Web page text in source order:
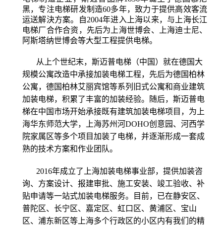
黑，专注电梯研发制造60多年，致力于提供高效客流
运送解決方案。自2004年进入上海以来，与上海长江
电梯厂合作合资，先后为上海世博会、上海迪士尼、
阿斯塔纳世博会等大型工程提供电梯。
从上个世纪末，斯迈普电梯（中国）就在德国大
规模公寓改造中承接加装电梯工程，先后为德国柏林
公寓，德国柏林艾丽宾馆等系列旧式公寓和商业建筑
加装电梯，积累了丰富的加装经验。随后，斯迈普电
梯在中国市场开始承接既有建筑加装电梯项目，为上
海华东师范大学，上海苏州河DOHO创意园、河西学
院家属区等多个项目加装了电梯，并逐渐形成一套成
熟的技术方案和作业团队。
2016年成立了上海加装电梯事业部，提供加装咨
询、方案设计、报建审批、施工安装、竣工验收、补
贴申请等一站式加装电梯服务。目前，已在静安区、
普陀区、长宁区、嘉定区、虹口区、黄浦区、宝山
区、浦东新区等上海多个行政区的小区内有我们的精